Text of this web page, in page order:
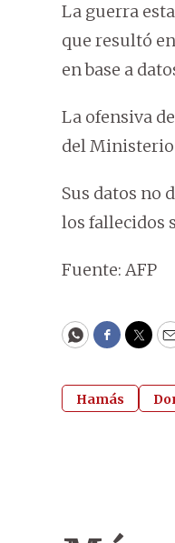
La guerra
que resultó
en base a
La ofensiva
del Ministerio
Sus datos no
los fallecidos
Fuente: AFP
WhatsApp
Hamás